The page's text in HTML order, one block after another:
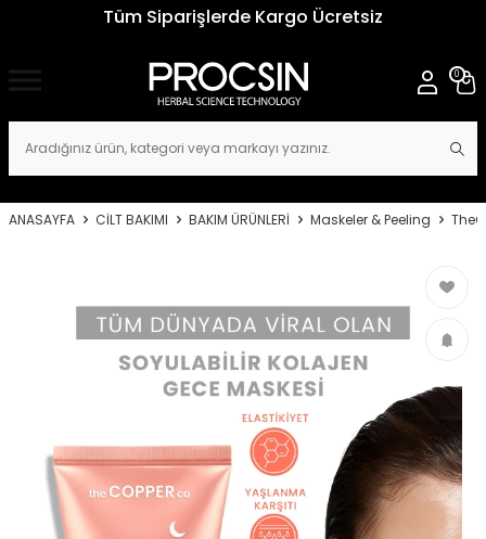
Tüm Siparişlerde Kargo Ücretsiz
0
ANASAYFA CİLT BAKIMI BAKIM ÜRÜNLERİ Maskeler & Peeling